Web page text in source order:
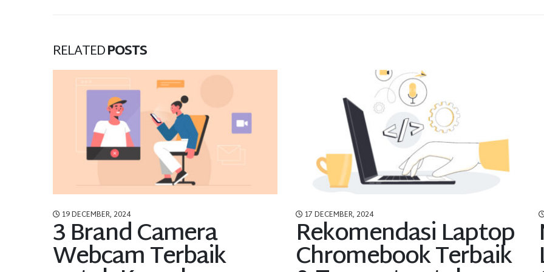
RELATEDPOSTS
19 DECEMBER, 2024
3 Brand Camera
Webcam Terbaik
17 DECEMBER, 2024
Rekomendasi Laptop
Chromebook Terbaik